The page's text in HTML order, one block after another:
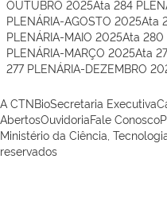
OUTUBRO 2025Ata 284
PLENÁRIA-AGOSTO 2025Ata
PLENÁRIA-MAIO 2025Ata 280
PLENÁRIA-MARÇO 2025Ata
277 PLENÁRIA-DEZEMBRO
A CTNBioSecretaria Executiva
AbertosOuvidoriaFale Conosco
Ministério da Ciência,
reservados